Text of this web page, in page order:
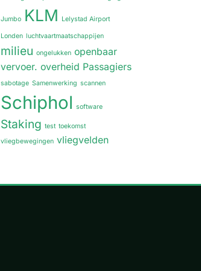
Jumbo KLM Lelystad Airport
Londen luchtvaartmaatschappijen
milieu ongelukken openbaar
vervoer. overheid Passagiers
sabotage Samenwerking scannen
Schiphol software
Staking test toekomst
vliegbewegingen vliegvelden